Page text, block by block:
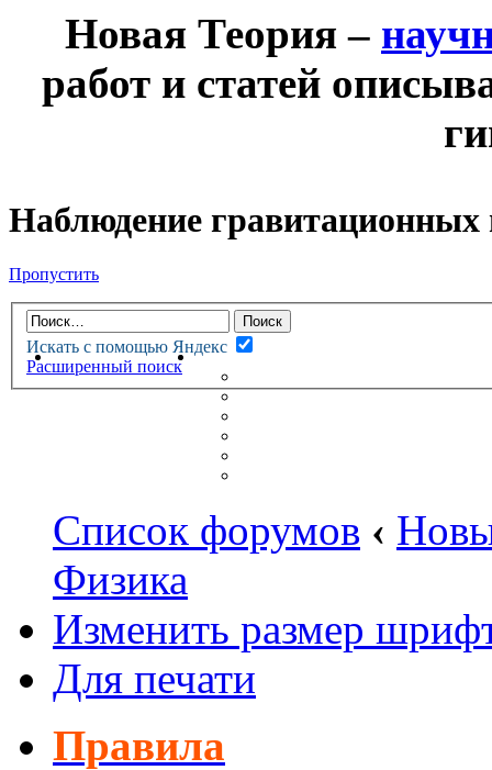
Новая Теория –
работ и статей
Наблюдение
Пропустить
Искать с помощью Яндекс
Расширенный поиск
НОВАЯ ТЕОРИЯФОРУМ
НЕПРОЧИТАННЫЕ
Список форумов ‹
Физика
Изменить размер
Для печати
Правила